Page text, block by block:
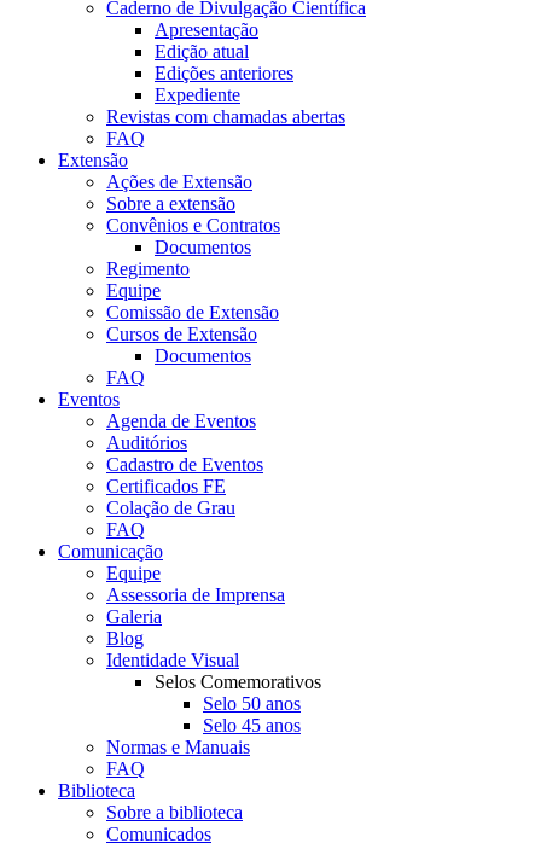
Caderno de Divulgação Científica
Apresentação
Edição atual
Edições anteriores
Expediente
Revistas com chamadas abertas
FAQ
Extensão
Ações de Extensão
Sobre a extensão
Convênios e Contratos
Documentos
Regimento
Equipe
Comissão de Extensão
Cursos de Extensão
Documentos
FAQ
Eventos
Agenda de Eventos
Auditórios
Cadastro de Eventos
Certificados FE
Colação de Grau
FAQ
Comunicação
Equipe
Assessoria de Imprensa
Galeria
Blog
Identidade Visual
Selos Comemorativos
Selo 50 anos
Selo 45 anos
Normas e Manuais
FAQ
Biblioteca
Sobre a biblioteca
Comunicados